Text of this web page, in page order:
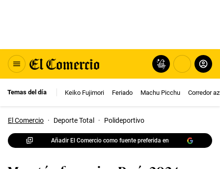
Temas del día Keiko Fujimori Feriado Machu Picchu Corredor
El Comercio · Deporte Total · Polideportivo
Añadir El Comercio como fuente preferida en